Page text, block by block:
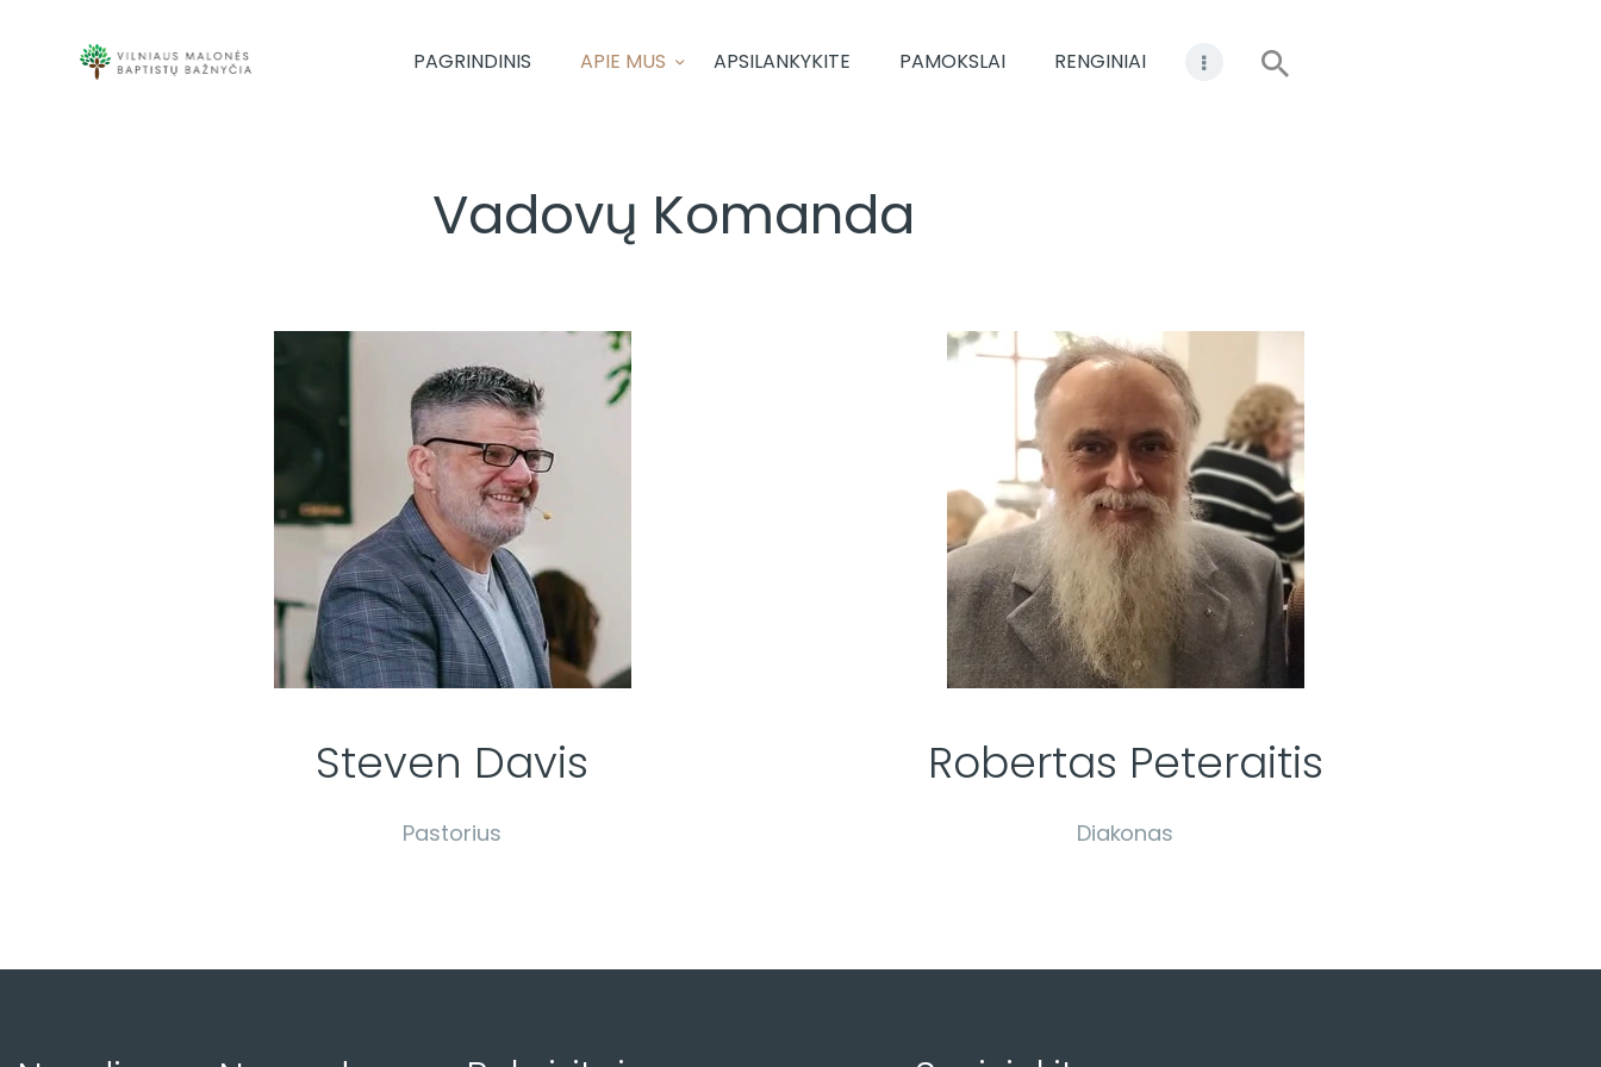
PAGRINDINIS APIE MUS APSILANKYKITE PAMOKSLAI RENGINIAI
Vadovų Komanda
PAMOKSLAI
KONTAKTAI
Steven Davis
Pastorius
Robertas Peteraitis
Diakonas